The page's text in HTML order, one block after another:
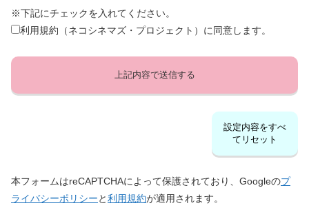
※下記にチェックを入れてください。
利用規約（ネコシネマズ・プロジェクト）に同意します。
設定内容をすべ
てリセット
本フォームはreCAPTCHAによって保護されており、Googleのプ
ライバシーポリシーと利用規約が適用されます。